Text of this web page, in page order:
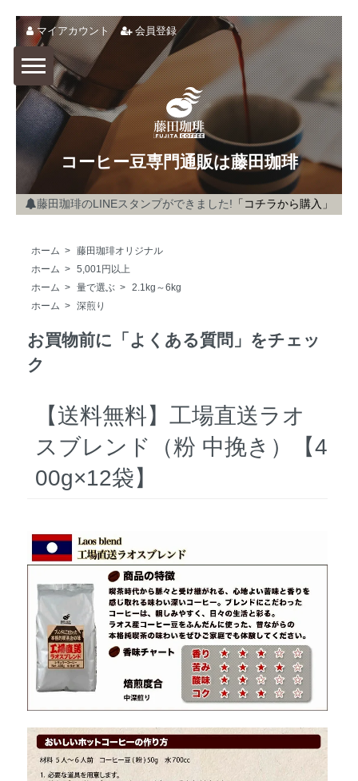
マイアカウント 会員登録
コーヒー豆専門通販は藤田珈琲
藤田珈琲のLINEスタンプができました! 「コチラから購入」
ホーム > 藤田珈琲オリジナル
ホーム > 5,001円以上
ホーム > 量で選ぶ > 2.1kg～6kg
ホーム > 深煎り
お買物前に「よくある質問」をチェッ
ク
【送料無料】工場直送ラオ
スブレンド（粉 中挽き）【4
00g×12袋】